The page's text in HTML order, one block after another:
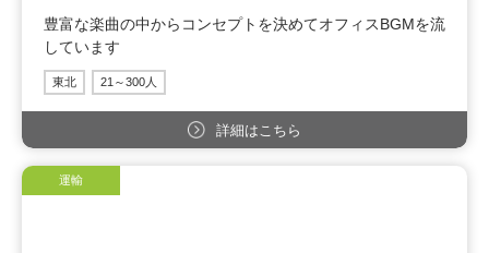
豊富な楽曲の中からコンセプトを決めてオフィスBGMを流
しています
東北 21～300人
詳細はこちら
運輸